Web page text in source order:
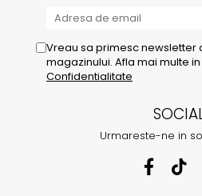
Vreau sa primesc newsletter
magazinului. Afla mai multe in
Confidentialitate
Urmareste-ne in